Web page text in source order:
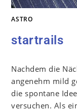
ASTRO
startrails
Nachdem die
angenehm mild
die spontane
versuchen. Als